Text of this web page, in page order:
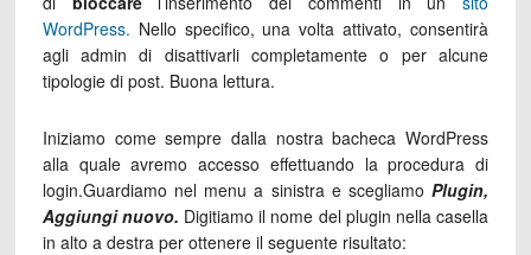
WordPress. Nello specifico, una volta attivato, consentirà
agli admin di disattivarli completamente o per alcune
tipologie di post. Buona lettura.
Iniziamo come sempre dalla nostra bacheca WordPress
alla quale avremo accesso effettuando la procedura di
login.Guardiamo nel menu a sinistra e scegliamoPlugin,
Aggiungi nuovo. Digitiamo il nome del plugin nella casella
in alto a destra per ottenere il seguente risultato: